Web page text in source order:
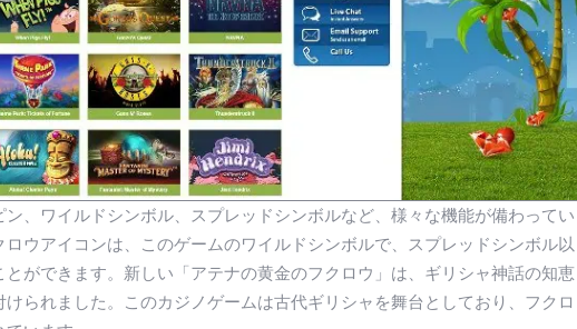
、ワイルドシンボル、スプレッドシンボルなど、様々な機能が備わってい
ウアイコンは、このゲームのワイルドシンボルで、スプレッドシンボル以
ができます。新しい「アテナの黄金のフクロウ」は、ギリシャ神話の知恵
られました。このカジノゲームは古代ギリシャを舞台としており、フクロ